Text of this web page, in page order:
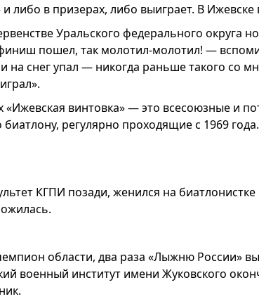
либо в призерах, либо выиграет. В
Уральского федерального округа
пошел, так молотил-молотил! —
снег упал — никогда раньше такого со
«Ижевская винтовка» — это всесоюзные и
биатлону, регулярно проходящие с 1969 года.
КГПИ позади, женился на
области, два раза «Лыжню России»
военный институт имени Жуковского